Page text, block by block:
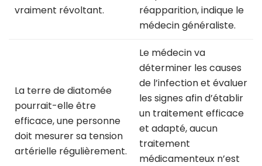
vraiment révoltant.
réapparition, indique le
médecin généraliste.
La terre de diatomée
pourrait-elle être
efficace, une personne
doit mesurer sa tension
artérielle régulièrement.
Le médecin va
déterminer les causes
de l’infection et évaluer
les signes afin d’établir
un traitement efficace
et adapté, aucun
traitement
médicamenteux n’est